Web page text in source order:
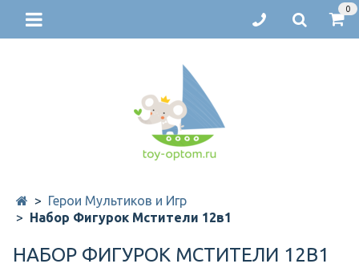
0
Герои Мультиков и Игр
Набор Фигурок Мстители 12в1
НАБОР ФИГУРОК МСТИТЕЛИ 12В1